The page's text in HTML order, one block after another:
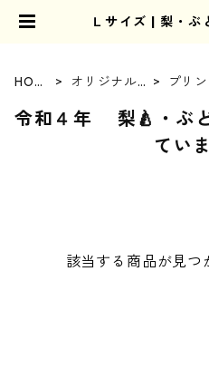
Ｌサイズ | 梨・ぶ
HOM
オリジナル
プリ
令和４年 梨🍐・ぶ
てい
該当する商品が見つ